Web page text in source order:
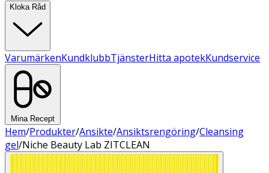
Kloka Råd
VarumärkenKundklubbTjänsterHitta apotekKundservice
Mina Recept
Hem/Produkter/Ansikte/Ansiktsrengöring/Cleansing
gel/Niche Beauty Lab ZITCLEAN